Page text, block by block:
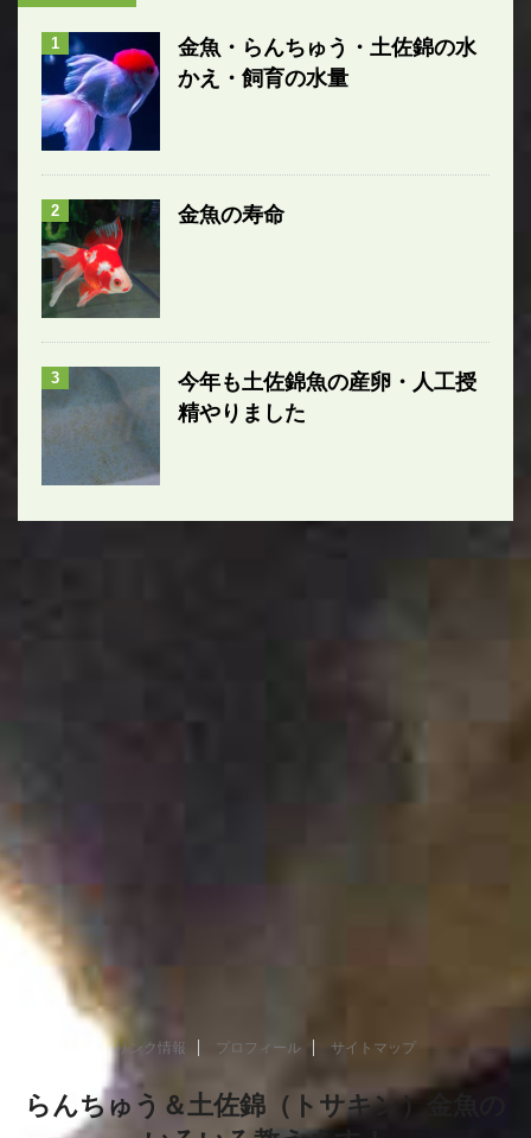
1
金魚・らんちゅう・土佐錦の水
かえ・飼育の水量
2 金魚の寿命
3
今年も土佐錦魚の産卵・人工授
精やりました
リンク情報 プロフィール サイトマップ
らんちゅう＆土佐錦（トサキン）金魚の